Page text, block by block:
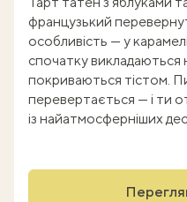
французький
особливість — у
спочатку
покриваються тістом.
перевертається — і ти
із найатмосферніших